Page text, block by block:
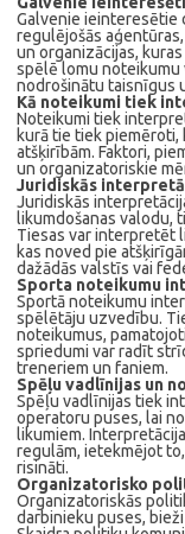
Galvenie ieinteresētie
regulējošās
un organizācijas,
spēlē lomu noteikumu
nodrošinātu taisnīgus
Kā noteikumi tiek
Noteikumi tiek
kurā tie tiek
atšķirībām. Faktori,
un organizatoriskie
Juridiskās
Juridiskās
likumdošanas valodu,
Tiesas var interpretēt
kas noved pie
dažādās valstīs vai
Sporta noteikumu
Sportā noteikumu
spēlētāju uzvedību.
noteikumus,
spriedumi var radīt
treneriem un faniem.
Spēļu vadlīnijas un
Spēļu vadlīnijas tiek
operatoru puses, lai
likumiem.
regulām, ietekmējot
risināti.
Organizatorisko
Organizatoriskās
darbinieku puses,